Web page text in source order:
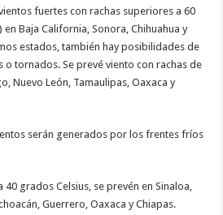
fuertes con rachas superiores a 60
Baja California, Sonora, Chihuahua y
estados, también hay posibilidades de
o tornados. Se prevé viento con rachas de
Nuevo León, Tamaulipas, Oaxaca y
serán generados por los frentes fríos
grados Celsius, se prevén en Sinaloa,
Guerrero, Oaxaca y Chiapas.